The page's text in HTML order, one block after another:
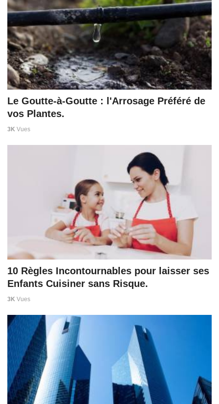
Le Goutte-à-Goutte : l'Arrosage Préféré de
vos Plantes.
3K Vues
10 Règles Incontournables pour laisser ses
Enfants Cuisiner sans Risque.
3K Vues